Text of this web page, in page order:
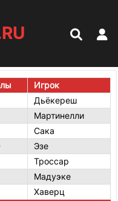
Игрок
Дьёкереш
Мартинелли
Сака
Эзе
Троссар
Мадуэке
Хаверц